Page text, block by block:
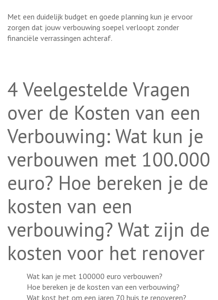
Met een duidelijk budget en goede planning kun je ervoor
zorgen dat jouw verbouwing soepel verloopt zonder
financiële verrassingen achteraf.
4 Veelgestelde Vragen
over de Kosten van een
Verbouwing: Wat kun je
verbouwen met 100.000
euro? Hoe bereken je de
kosten van een
verbouwing? Wat zijn de
kosten voor het renover
Wat kan je met 100000 euro verbouwen?
Hoe bereken je de kosten van een verbouwing?
Wat kost het om een jaren 70 huis te renoveren?